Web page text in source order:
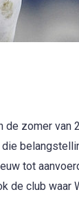
de zomer van
tot
de club waar